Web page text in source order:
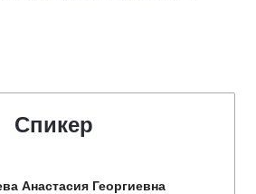
Спикер
Анастасия Георгиевна